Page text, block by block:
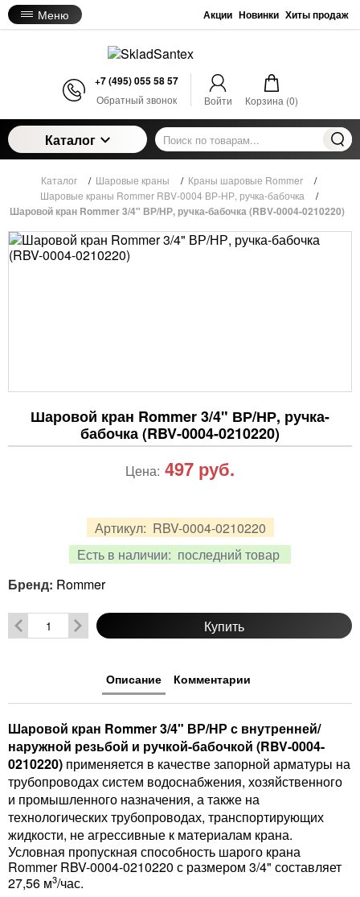
Меню Акции Новинки Хиты продаж
+7 (495) 055 58 57
Обратный звонок Войти Корзина (0)
Каталог
Каталог / Шаровые краны / Краны шаровые Rommer
/
Шаровые краны Rommer RBV-0004 ВР-НР, ручка-бабочка
/
Шаровой кран Rommer 3/4" ВР/НР, ручка-бабочка (RBV-0004-0210220)
Шаровой кран Rommer 3/4" ВР/НР, ручка-
бабочка (RBV-0004-0210220)
Артикул: RBV-0004-0210220
Есть в наличии: последний товар
Цена: 497 руб.
Бренд: Rommer
Купить
Описание Комментарии
Шаровой кран Rommer 3/4" ВР/НР с внутренней/
наружной резьбой и ручкой-бабочкой (RBV-0004-
0210220) применяется в качестве запорной арматуры на
трубопроводах систем водоснабжения, хозяйственного
и промышленного назначения, а также на
технологических трубопроводах, транспортирующих
жидкости, не агрессивные к материалам крана.
Условная пропускная способность шарого крана
Rommer RBV-0004-0210220 с размером 3/4" составляет
27,56 м3/час.